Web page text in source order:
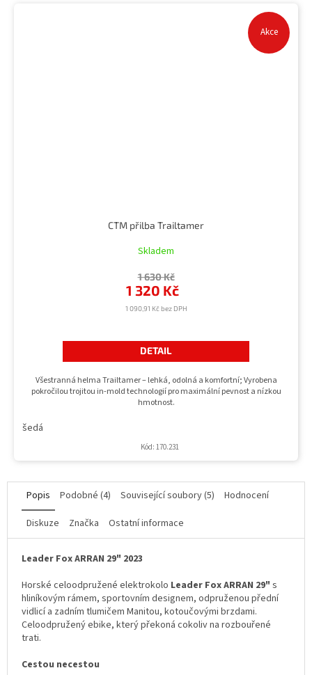
Akce
CTM přilba Trailtamer
Skladem
1 090,91 Kč bez DPH
1 320 Kč
1 630 Kč
DETAIL
Všestranná helma Trailtamer – lehká, odolná a komfortní; Vyrobena
pokročilou trojitou in-mold technologií pro maximální pevnost a nízkou
hmotnost.
šedá
Kód: 170.231
Popis Podobné (4) Související soubory (5)
Hodnocení
Diskuze
Značka Ostatní informace
Leader Fox ARRAN 29" 2023
Horské celoodpružené elektrokolo Leader Fox ARRAN 29" s
hliníkovým rámem, sportovním designem, odpruženou přední
vidlicí a zadním tlumičem Manitou, kotoučovými brzdami.
Celoodpružený ebike, který překoná cokoliv na rozbouřené
trati.
Cestou necestou